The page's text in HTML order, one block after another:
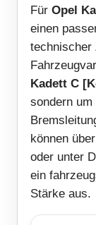
Für Opel
einen
technischer
Kadett C
sondern
können
oder unter
ein
Stärke aus.